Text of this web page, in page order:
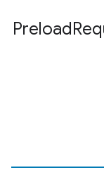
Preload